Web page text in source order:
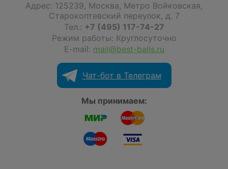
Адрес: 125239, Москва, Метро Войковская,
Старокоптевский переулок, д. 7
Тел.: +7 (495) 117-74-27
Режим работы: Круглосуточно
E-mail: mail@best-balls.ru
Чат-бот в Телеграм
Мы принимаем: